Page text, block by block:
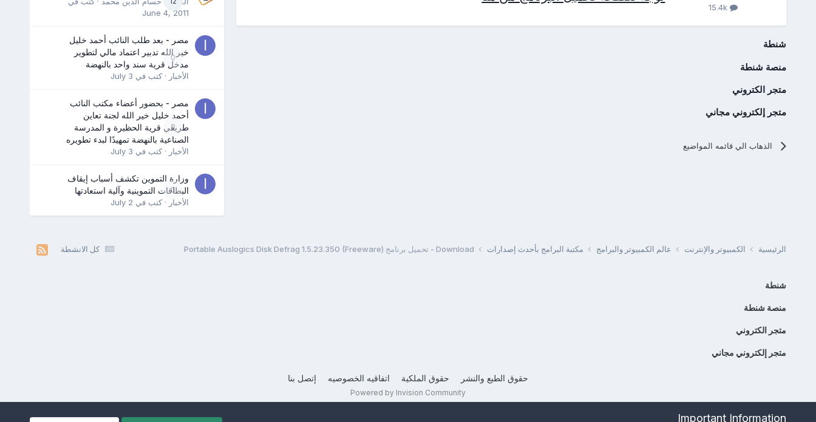
15.4k
شنطة
منصة شنطة
متجر الكتروني
متجر إلكتروني مجاني
الذهاب الي قائمه المواضيع
June 4, 2011
0
مصر - بعد طلب النائب أحمد خليل
خير الله تدبير اعتماد مالي لتطوير
مدخل قرية سند واحد بالنهضة
الأخبار · كتب في July 3
0
مصر - بحضور أعضاء مكتب النائب
أحمد خليل خير الله لجنة تعاين
طريقي قرية الحظيرة و المدرسة
الصناعية بالنهضة تمهيدًا لبدء تطويره
الأخبار · كتب في July 3
0
وزارة التموين تكشف أسباب إيقاف
البطاقات التموينية وآلية استعادتها
الأخبار · كتب في July 2
كل الانشطة الرئيسية الكمبيوتر والإنترنت عالم الكمبيوتر والبرامج مكتبة البرامج بأحدث إصدارات Download - تحميل برنامج Portable Auslogics Disk Defrag 1.5.23.350 (Freeware)
شنطة
منصة شنطة
متجر الكتروني
متجر إلكتروني مجاني
حقوق الطبع والنشر حقوق الملكية اتفاقيه الخصوصيه إتصل بنا
Powered by Invision Community
Important Information